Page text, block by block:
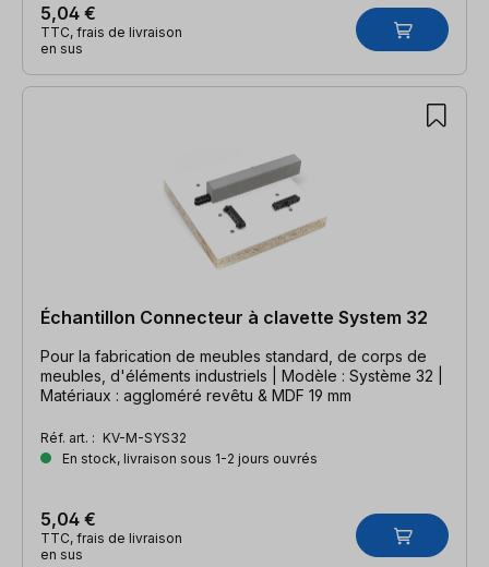
5,04 €
TTC, frais de livraison
en sus
Échantillon Connecteur à clavette System 32
Pour la fabrication de meubles standard, de corps de
meubles, d'éléments industriels | Modèle : Système 32 |
Matériaux : aggloméré revêtu & MDF 19 mm
Réf. art. : KV-M-SYS32
En stock, livraison sous 1-2 jours ouvrés
5,04 €
TTC, frais de livraison
en sus